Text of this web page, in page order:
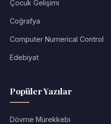
Çocuk Gelişimi
Coğrafya
Computer Numerical Control
Edebiyat
Popüler Yazılar
Dövme Mürekkebi